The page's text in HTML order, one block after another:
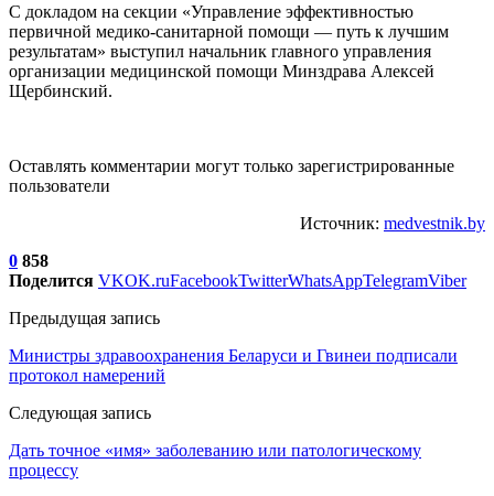
С докладом на секции «Управление эффективностью
первичной медико-санитарной помощи — путь к лучшим
результатам» выступил начальник главного управления
организации медицинской помощи Минздрава Алексей
Щербинский.
Оставлять комментарии могут только зарегистрированные
пользователи
Источник: medvestnik.by
0 858
Поделится VKOK.ruFacebookTwitterWhatsAppTelegramViber
Предыдущая запись
Министры здравоохранения Беларуси и Гвинеи подписали
протокол намерений
Следующая запись
Дать точное «имя» заболеванию или патологическому
процессу